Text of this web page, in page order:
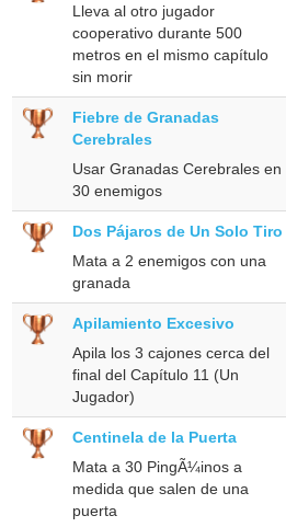
Lleva al otro jugador
cooperativo durante 500
metros en el mismo capítulo
sin morir
Fiebre de Granadas
Cerebrales
Usar Granadas Cerebrales en
30 enemigos
Dos Pájaros de Un Solo Tiro
Mata a 2 enemigos con una
granada
Apilamiento Excesivo
Apila los 3 cajones cerca del
final del Capítulo 11 (Un
Jugador)
Centinela de la Puerta
Mata a 30 PingÃ¼inos a
medida que salen de una
puerta